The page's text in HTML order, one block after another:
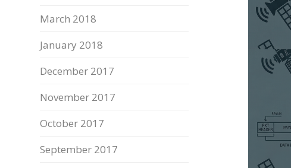
March 2018
January 2018
December 2017
November 2017
October 2017
September 2017